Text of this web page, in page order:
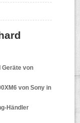
Geräte von
von Sony in
Händler